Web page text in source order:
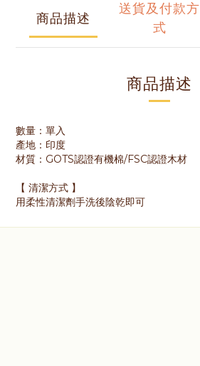
商品描述
送貨及付款方
式
商品描述
數量：單入
產地：印度
材質：GOTS認證有機棉/FSC認證木材
【 清潔方式 】
用柔性清潔劑手洗後陰乾即可